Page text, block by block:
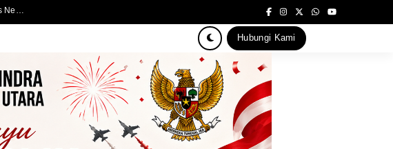
Satlantas Polres Halmahera Selatan Atur Lalu Lintas di SPBU Bacan, Arus Kendaraan Tetap Lancar
Hubungi Kami